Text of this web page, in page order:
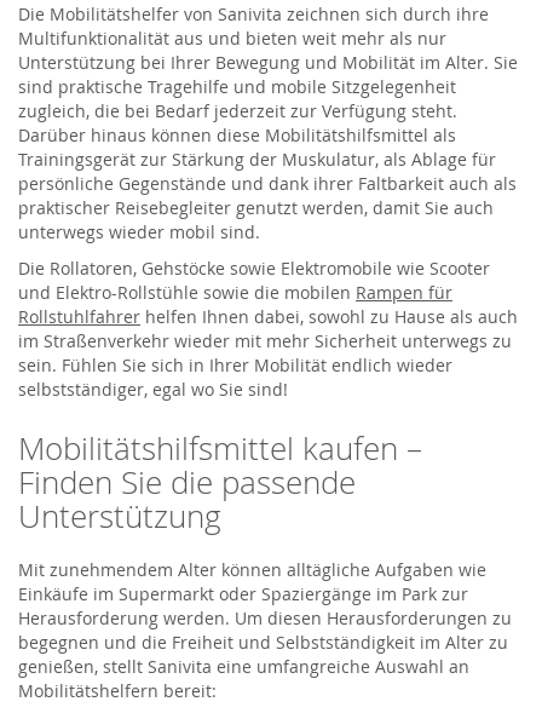
Die Mobilitätshelfer von Sanivita zeichnen sich durch ihre
Multifunktionalität aus und bieten weit mehr als nur
Unterstützung bei Ihrer Bewegung und Mobilität im Alter. Sie
sind praktische Tragehilfe und mobile Sitzgelegenheit
zugleich, die bei Bedarf jederzeit zur Verfügung steht.
Darüber hinaus können diese Mobilitätshilfsmittel als
Trainingsgerät zur Stärkung der Muskulatur, als Ablage für
persönliche Gegenstände und dank ihrer Faltbarkeit auch als
praktischer Reisebegleiter genutzt werden, damit Sie auch
unterwegs wieder mobil sind.
Die Rollatoren, Gehstöcke sowie Elektromobile wie Scooter
und Elektro-Rollstühle sowie die mobilen Rampen für
Rollstuhlfahrer helfen Ihnen dabei, sowohl zu Hause als auch
im Straßenverkehr wieder mit mehr Sicherheit unterwegs zu
sein. Fühlen Sie sich in Ihrer Mobilität endlich wieder
selbstständiger, egal wo Sie sind!
Mobilitätshilfsmittel kaufen –
Finden Sie die passende
Unterstützung
Mit zunehmendem Alter können alltägliche Aufgaben wie
Einkäufe im Supermarkt oder Spaziergänge im Park zur
Herausforderung werden. Um diesen Herausforderungen zu
begegnen und die Freiheit und Selbstständigkeit im Alter zu
genießen, stellt Sanivita eine umfangreiche Auswahl an
Mobilitätshelfern bereit: